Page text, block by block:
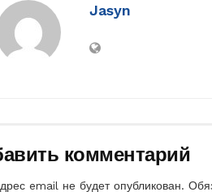
Jasyn
комментарий
email не будет опубликован.